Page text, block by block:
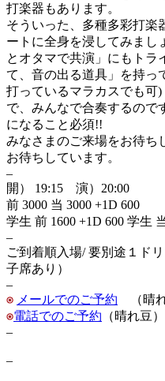
打楽器もあります。
そういった、多種多彩打楽
ートに全身を浸してみまし
とオタマで共演」にもトラ
て、音の出る道具」を持っ
打っているマラカスでも可)
で、みんなで合奏するので
になること必須!!
みなさまのご来場をお待ち
お待ちしています。
–
開） 19:15 演）20:00
前 3000 当 3000 +1D 600
学生 前 1600 +1D 600 学生
–
ご到着順入場/ 要別途１ド
子席あり）
–
メールでのご予約 （晴れ
電話でのご予約 （晴れ豆）
–
–